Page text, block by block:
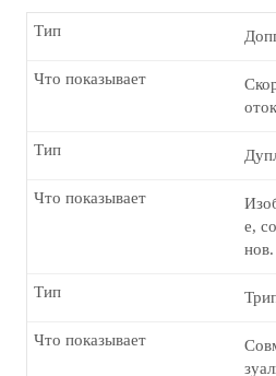
Тип
Что показывает
Тип
е,
нов.
Что показывает
Тип
Что показывает